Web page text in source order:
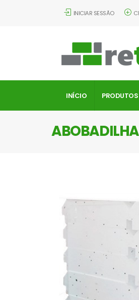
INICIAR SESSÃO
INÍCIO PRODUTOS